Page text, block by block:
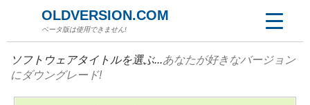
OLDVERSION.COM
ベータ版は使用できません!
ソフトウェアタイトルを選ぶ...あなたが好きなバージョン
にダウングレード!